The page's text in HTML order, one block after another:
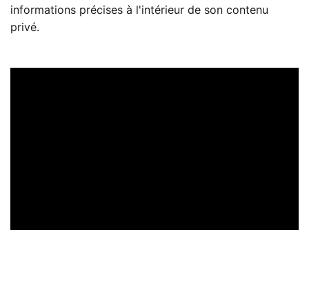
informations précises à l'intérieur de son contenu
privé.